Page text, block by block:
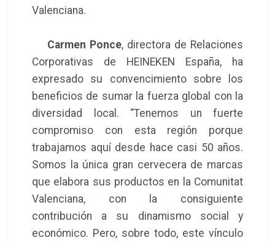
Valenciana.
Carmen Ponce, directora de Relaciones
Corporativas de HEINEKEN España, ha
expresado su convencimiento sobre los
beneficios de sumar la fuerza global con la
diversidad local. “Tenemos un fuerte
compromiso con esta región porque
trabajamos aquí desde hace casi 50 años.
Somos la única gran cervecera de marcas
que elabora sus productos en la Comunitat
Valenciana, con la consiguiente
contribución a su dinamismo social y
económico. Pero, sobre todo, este vínculo